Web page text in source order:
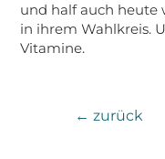
und half auch heute
in ihrem Wahlkreis.
Vitamine.
← zurück